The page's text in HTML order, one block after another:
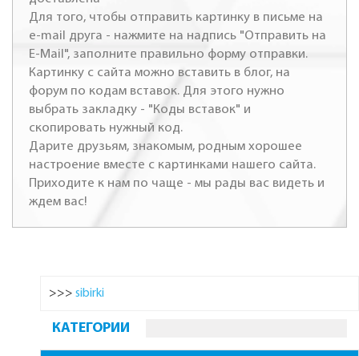
Для того, чтобы отправить картинку в письме на
e-mail друга - нажмите на надпись "Отправить на
E-Mail", заполните правильно форму отправки.
Картинку с сайта можно вставить в блог, на
форум по кодам вставок. Для этого нужно
выбрать закладку - "Коды вставок" и
скопировать нужный код.
Дарите друзьям, знакомым, родным хорошее
настроение вместе с картинками нашего сайта.
Приходите к нам по чаще - мы рады вас видеть и
ждем вас!
>>> sibirki
КАТЕГОРИИ